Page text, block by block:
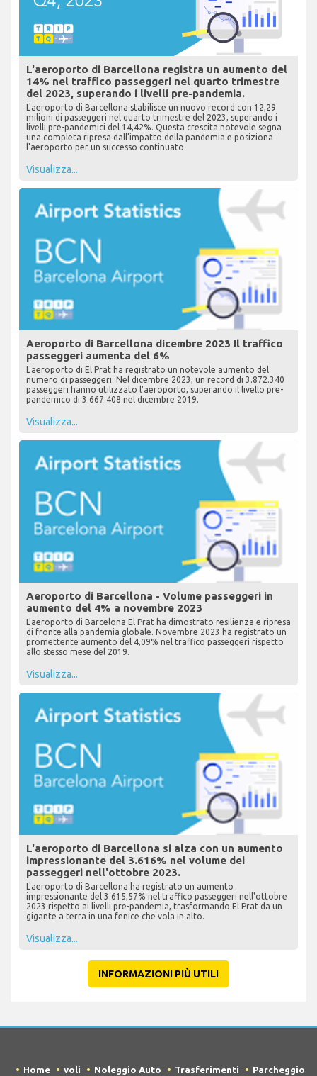
L'aeroporto di Barcellona registra un aumento del
14% nel traffico passeggeri nel quarto trimestre
del 2023, superando i livelli pre-pandemia.
L'aeroporto di Barcellona stabilisce un nuovo record con 12,29
milioni di passeggeri nel quarto trimestre del 2023, superando i
livelli pre-pandemici del 14,42%. Questa crescita notevole segna
una completa ripresa dall'impatto della pandemia e posiziona
l'aeroporto per un successo continuato.
Visualizza...
Aeroporto di Barcellona dicembre 2023 Il traffico
passeggeri aumenta del 6%
L'aeroporto di El Prat ha registrato un notevole aumento del
numero di passeggeri. Nel dicembre 2023, un record di 3.872.340
passeggeri hanno utilizzato l'aeroporto, superando il livello pre-
pandemico di 3.667.408 nel dicembre 2019.
Visualizza...
Aeroporto di Barcellona - Volume passeggeri in
aumento del 4% a novembre 2023
L'aeroporto di Barcelona El Prat ha dimostrato resilienza e ripresa
di fronte alla pandemia globale. Novembre 2023 ha registrato un
promettente aumento del 4,09% nel traffico passeggeri rispetto
allo stesso mese del 2019.
Visualizza...
L'aeroporto di Barcellona si alza con un aumento
impressionante del 3.616% nel volume dei
passeggeri nell'ottobre 2023.
L'aeroporto di Barcellona ha registrato un aumento
impressionante del 3.615,57% nel traffico passeggeri nell'ottobre
2023 rispetto ai livelli pre-pandemia, trasformando El Prat da un
gigante a terra in una fenice che vola in alto.
Visualizza...
INFORMAZIONI PIÙ UTILI
Home voli Noleggio Auto Trasferimenti Parcheggio